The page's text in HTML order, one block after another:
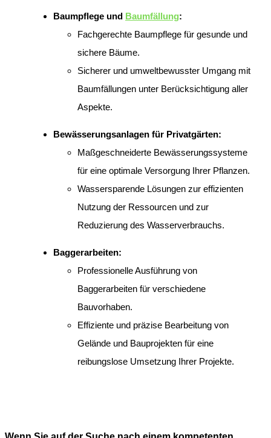
Baumpflege und Baumfällung:
Fachgerechte Baumpflege für gesunde und
sichere Bäume.
Sicherer und umweltbewusster Umgang mit
Baumfällungen unter Berücksichtigung aller
Aspekte.
Bewässerungsanlagen für Privatgärten:
Maßgeschneiderte Bewässerungssysteme
für eine optimale Versorgung Ihrer Pflanzen.
Wassersparende Lösungen zur effizienten
Nutzung der Ressourcen und zur
Reduzierung des Wasserverbrauchs.
Baggerarbeiten:
Professionelle Ausführung von
Baggerarbeiten für verschiedene
Bauvorhaben.
Effiziente und präzise Bearbeitung von
Gelände und Bauprojekten für eine
reibungslose Umsetzung Ihrer Projekte.